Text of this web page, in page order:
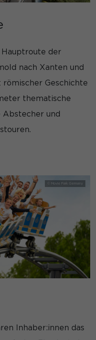
der
nach Xanten und
Geschichte
thematische
und
Inhaber:innen das